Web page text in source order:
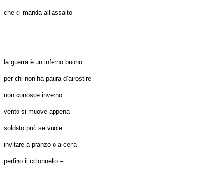
che ci manda all’assalto
la guerra è un inferno buono
per chi non ha paura d’arrostire –
non conosce inverno
vento si muove appena
soldato può se vuole
invitare a pranzo o a cena
perfino il colonnello –